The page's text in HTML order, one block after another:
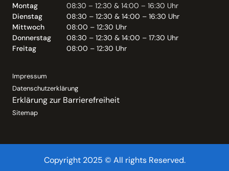
Montag
08:30 – 12:30 & 14:00 – 16:30 Uhr
Dienstag
08:30 – 12:30 & 14:00 – 16:30 Uhr
Mittwoch
08:00 – 12:30 Uhr
Donnerstag
08:30 – 12:30 & 14:00 – 17:30 Uhr
Freitag
08:00 – 12:30 Uhr
Impressum
Datenschutzerklärung
Erklärung zur Barrierefreiheit
Sitemap
Copyright 2025 © All rights Reserved.